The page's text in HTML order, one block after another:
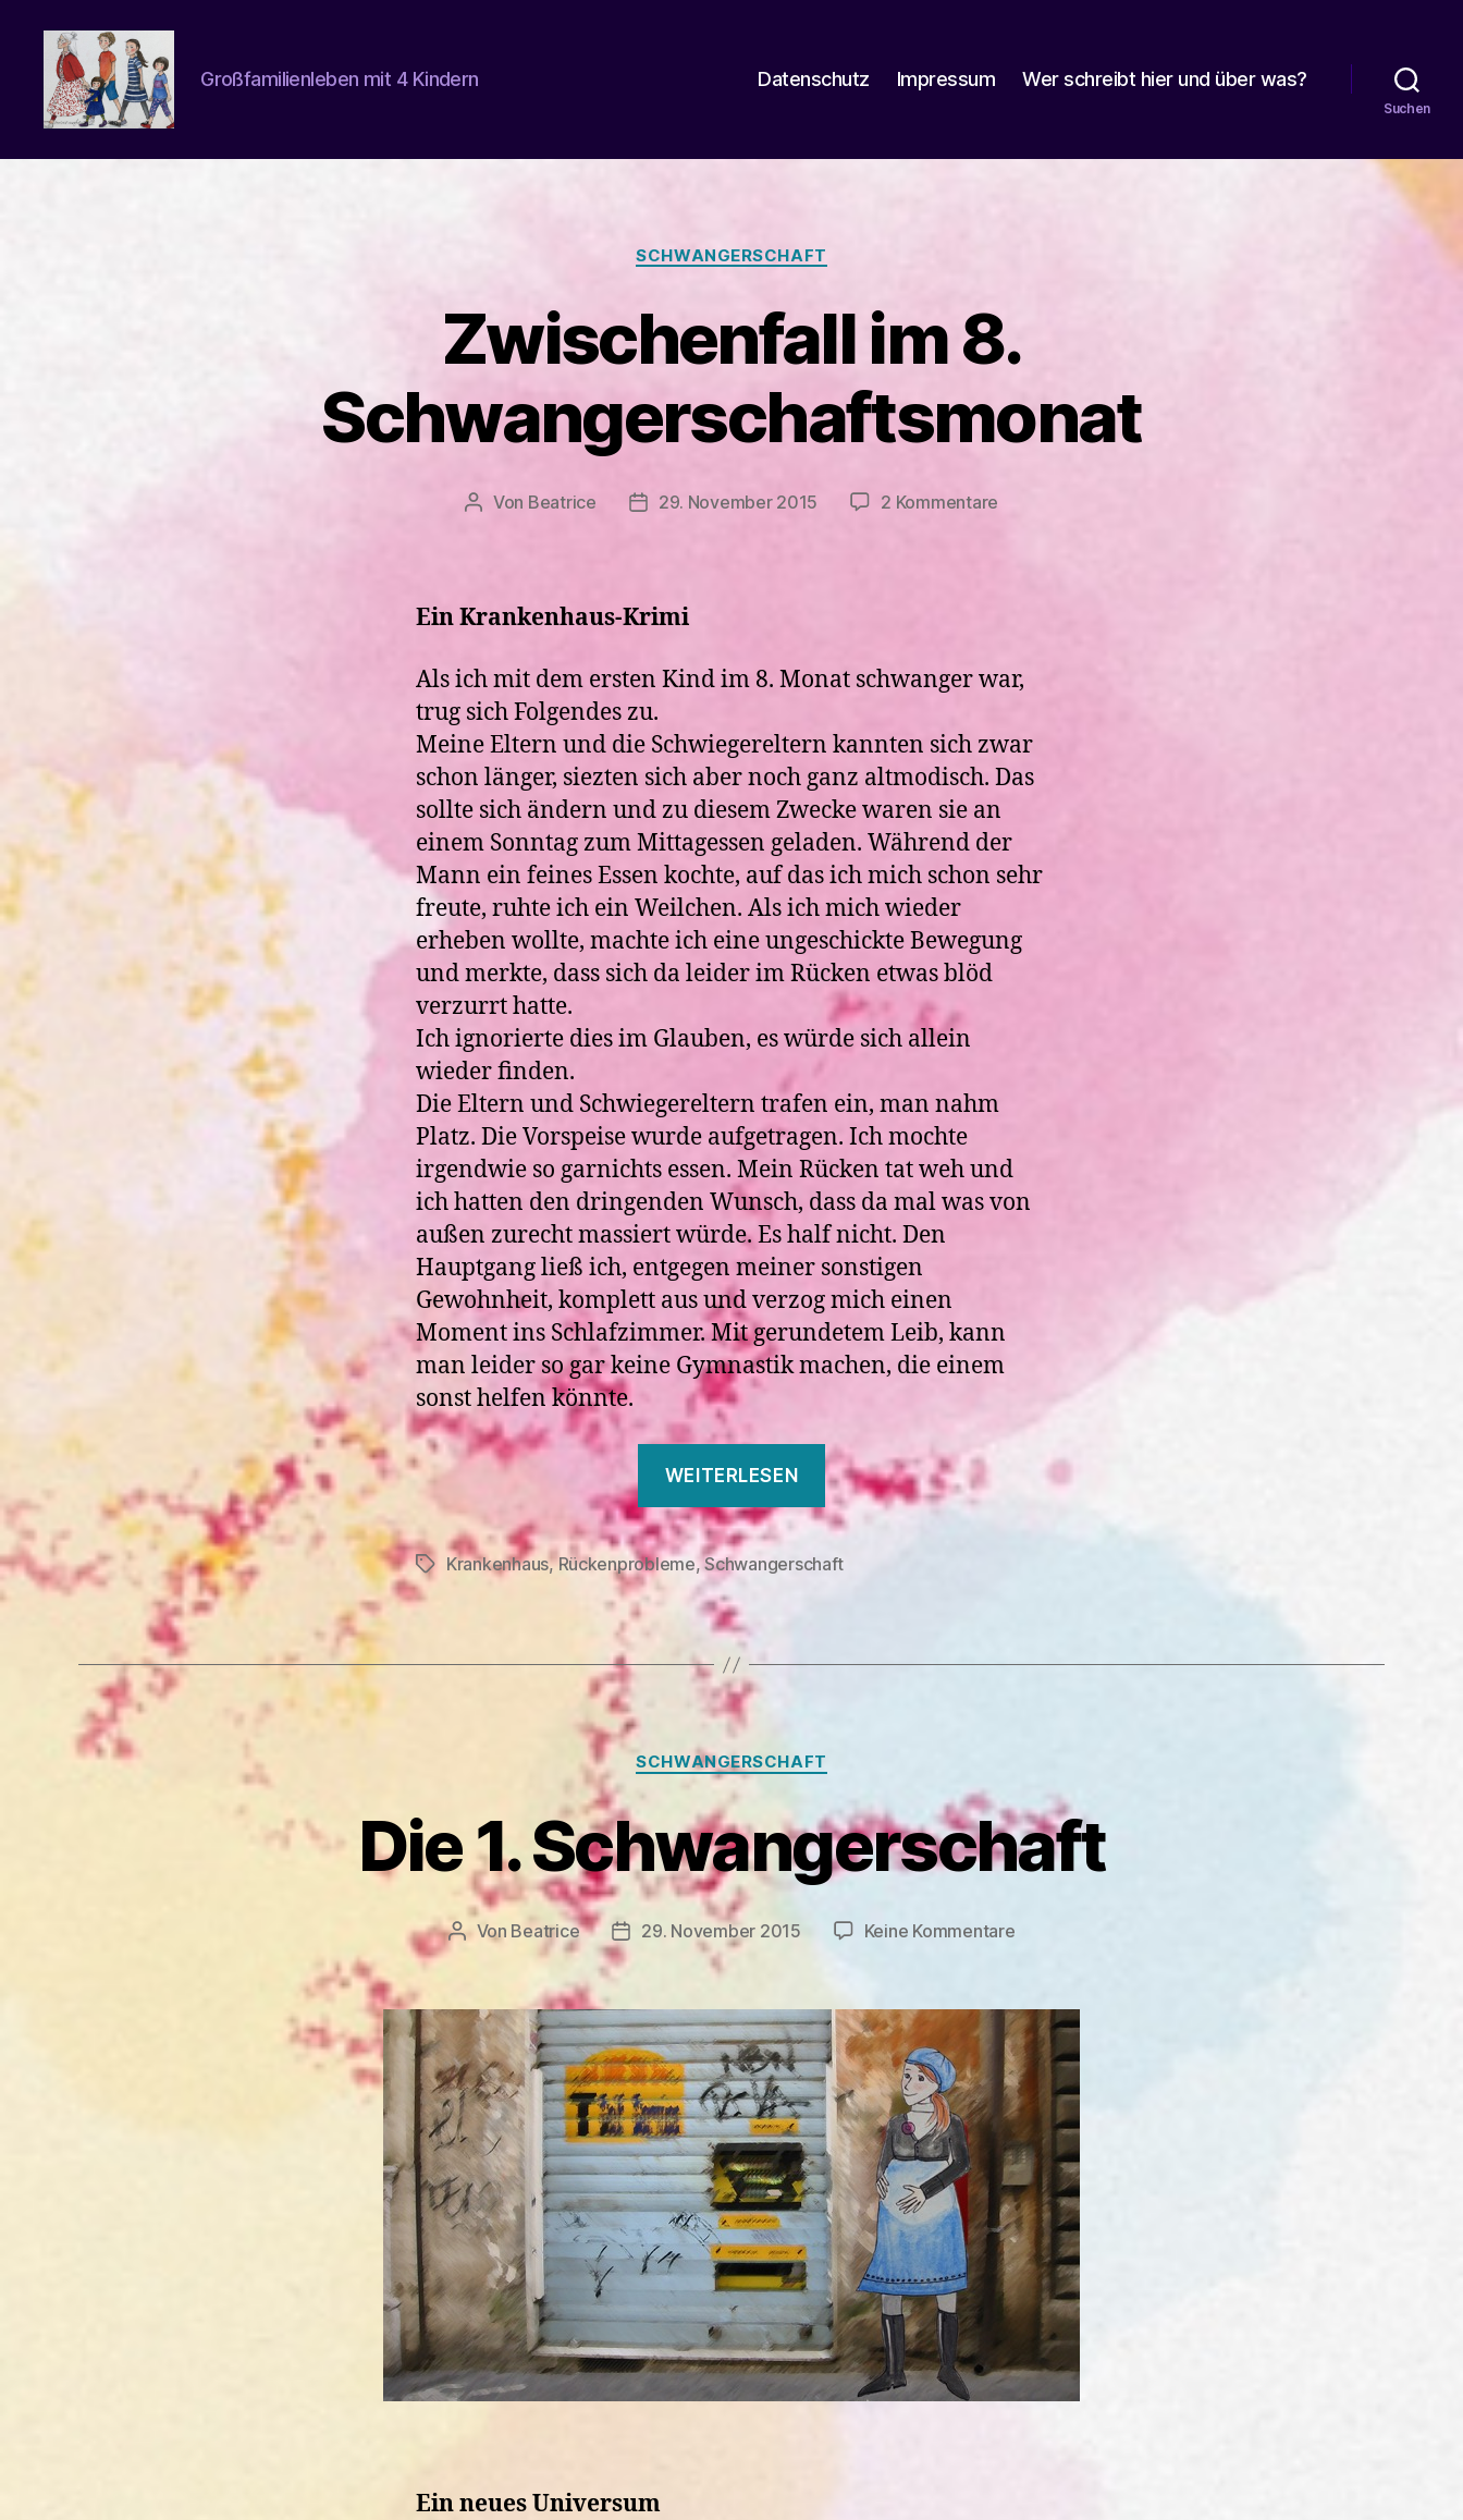
beatrice-
Großfamilienleben mit 4 Kindern Datenschutz Impressum Wer schreibt hier und über was?
Suchen
Kategorien
SCHWANGERSCHAFT
Zwischenfall im 8.
Schwangerschaftsmonat
Beitragsautor
Von Beatrice Veröffentlichungsdatum
29. November 2015 2 Kommentarezu
Ein Krankenhaus-Krimi
Als ich mit dem ersten Kind im 8. Monat schwanger war,
trug sich Folgendes zu.
Meine Eltern und die Schwiegereltern kannten sich zwar
schon länger, siezten sich aber noch ganz altmodisch. Das
sollte sich ändern und zu diesem Zwecke waren sie an
einem Sonntag zum Mittagessen geladen. Während der
Mann ein feines Essen kochte, auf das ich mich schon sehr
freute, ruhte ich ein Weilchen. Als ich mich wieder
erheben wollte, machte ich eine ungeschickte Bewegung
und merkte, dass sich da leider im Rücken etwas blöd
verzurrt hatte.
Ich ignorierte dies im Glauben, es würde sich allein
wieder finden.
Die Eltern und Schwiegereltern trafen ein, man nahm
Platz. Die Vorspeise wurde aufgetragen. Ich mochte
irgendwie so garnichts essen. Mein Rücken tat weh und
ich hatten den dringenden Wunsch, dass da mal was von
außen zurecht massiert würde. Es half nicht. Den
Hauptgang ließ ich, entgegen meiner sonstigen
Gewohnheit, komplett aus und verzog mich einen
Moment ins Schlafzimmer. Mit gerundetem Leib, kann
man leider so gar keine Gymnastik machen, die einem
sonst helfen könnte.
WEITERLESEN
„Zwischenfall
im
8.
Schwangerschaftsmonat“
Schlagwörter
Krankenhaus,Rückenprobleme,Schwangerschaft
Kategorien
SCHWANGERSCHAFT
Die 1. Schwangerschaft
Beitragsautor
Von Beatrice Veröffentlichungsdatum
29. November 2015 Keine Kommentarezu
Schwangerschaft
Ein neues Universum